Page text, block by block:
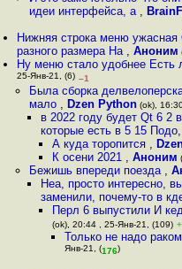
идеи интерфейса, а ,
Нижняя строка меню ужасная
разного размера На ,Аноним
Ну меню стало удобнее Есть
25-Янв-21, (6) –1
Была сборка
мало , Dzen Python(ok),
в 2022 году будет Qt 6 2
которые есть в 5 15 Подо,
А куда торопится ,
К осени 2021 ,Аноним
Бежишь впереди поезда ,
Неа, просто интересно,
заменили, почему-то в
Перл 6 выпустили И
(ok), 20:44 , 25-Янв-21, (109)
Только не надо
Янв-21, (176)